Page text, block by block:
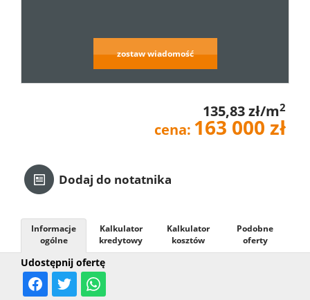
zostaw wiadomość
135,83 zł/m2
cena: 163 000 zł
Dodaj do notatnika
Udostępnij ofertę
Informacje
ogólne
Kalkulator
kredytowy
Kalkulator
kosztów
Podobne
oferty